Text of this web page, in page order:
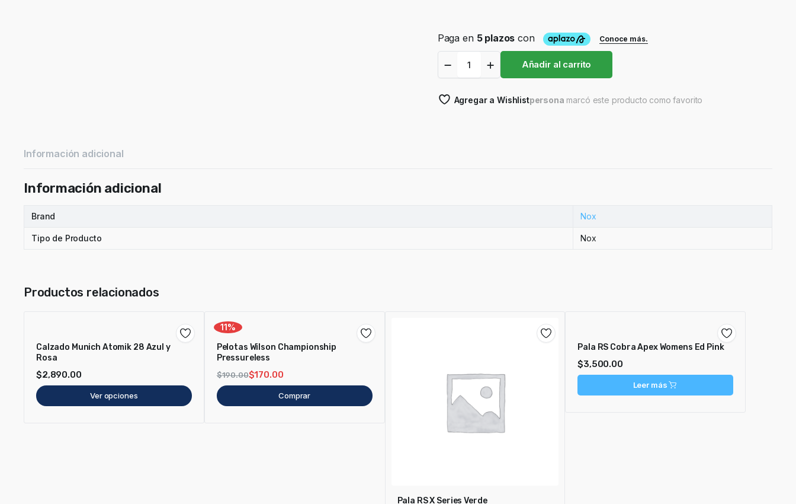
Nox
Luxury
quantity
Añadir al carrito
Agregar a Wishlistpersona marcó este producto como favorito
Información adicional
Información adicional
Brand Nox
Tipo de Producto Nox
Productos relacionados
Calzado Munich Atomik 28 Azul y
Rosa
$2,890.00
Ver opciones
11%
Pelotas Wilson Championship
Pressureless
$190.00$170.00
Comprar
Pala RS X Series Verde
Pala RS Cobra Apex Womens Ed Pink
$3,500.00
Leer más